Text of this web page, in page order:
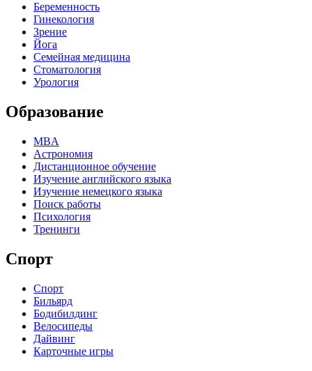
Беременность
Гинекология
Зрение
Йога
Семейная медицина
Стоматология
Урология
Образование
MBA
Астрономия
Дистанционное обучение
Изучение английского языка
Изучение немецкого языка
Поиск работы
Психология
Тренинги
Спорт
Спорт
Бильярд
Бодибилдинг
Велосипеды
Дайвинг
Карточные игры